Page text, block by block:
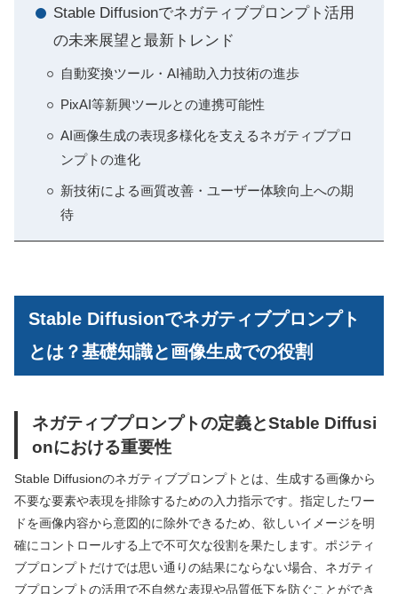
Stable Diffusionでネガティブプロンプト活用
の未来展望と最新トレンド
自動変換ツール・AI補助入力技術の進歩
PixAI等新興ツールとの連携可能性
AI画像生成の表現多様化を支えるネガティブプロ
ンプトの進化
新技術による画質改善・ユーザー体験向上への期
待
Stable Diffusionでネガティブプロンプト
とは？基礎知識と画像生成での役割
ネガティブプロンプトの定義とStable Diffusi
onにおける重要性
Stable Diffusionのネガティブプロンプトとは、生成する画像から
不要な要素や表現を排除するための入力指示です。指定したワー
ドを画像内容から意図的に除外できるため、欲しいイメージを明
確にコントロールする上で不可欠な役割を果たします。ポジティ
ブプロンプトだけでは思い通りの結果にならない場合、ネガティ
ブプロンプトの活用で不自然な表現や品質低下を防ぐことができ